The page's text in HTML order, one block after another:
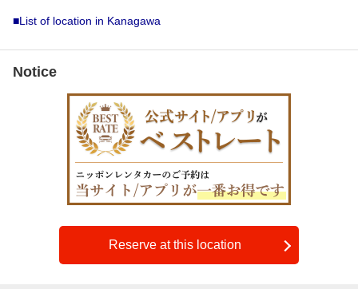
■List of location in Kanagawa
Notice
Reserve at this location